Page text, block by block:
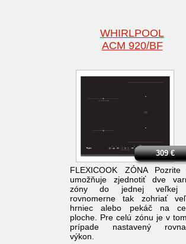
WHIRLPOOL
ACM 920/BF
FLEXICOOK ZÓNA
umožňuje zjednotiť dve
zóny do jednej veľkej
rovnomerne tak zohriať
hrniec alebo pekáč na
ploche. Pre celú zónu je v
prípade nastavený
výkon.
309€